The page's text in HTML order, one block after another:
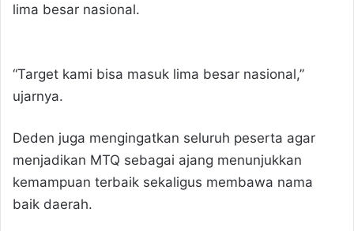
lima besar nasional.
“Target kami bisa masuk lima besar nasional,”
ujarnya.
Deden juga mengingatkan seluruh peserta agar
menjadikan MTQ sebagai ajang menunjukkan
kemampuan terbaik sekaligus membawa nama
baik daerah.